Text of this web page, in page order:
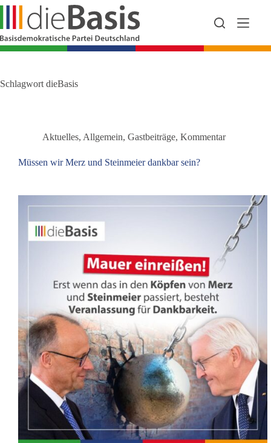
Zum
springen
Schlagwort dieBasis
Aktuelles, Allgemein, Gastbeiträge, Kommentar
Müssen wir Merz und Steinmeier dankbar sein?